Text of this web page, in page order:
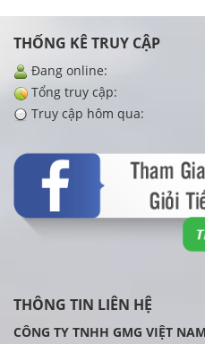
THỐNG KÊ TRUY CẬP
Đang online:
Tổng truy cập:
Truy cập hôm qua:
THÔNG TIN LIÊN HỆ
CÔNG TY TNHH GMG VIỆT NAM